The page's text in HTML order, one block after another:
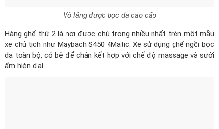
Vô lăng được bọc da cao cấp
Hàng ghế thứ 2 là nơi được chú trọng nhiều nhất trên một mẫu
xe chủ tịch như Maybach S450 4Matic. Xe sử dụng ghế ngồi bọc
da toàn bộ, có bệ để chân kết hợp với chế độ massage và sưởi
ấm hiện đại.